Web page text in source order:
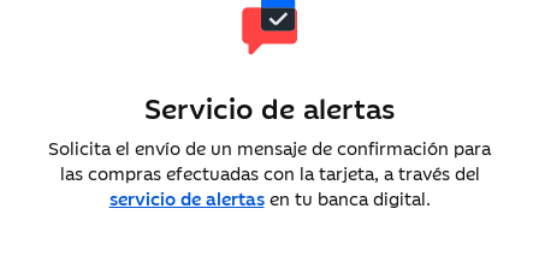
Servicio de alertas
Solicita el envío de un mensaje de confirmación para
las compras efectuadas con la tarjeta, a través del
servicio de alertasen tu banca digital.